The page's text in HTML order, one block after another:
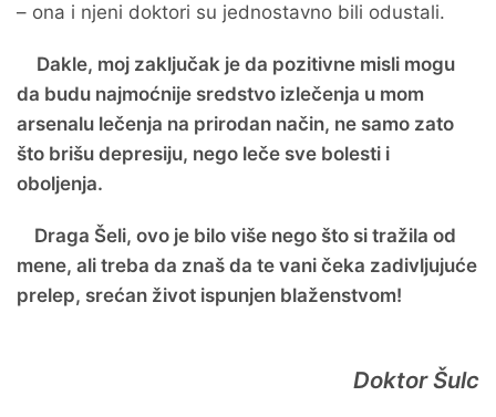
– ona i njeni doktori su jednostavno bili odustali.
Dakle, moj zaključak je da pozitivne misli mogu
da budu najmoćnije sredstvo izlečenja u mom
arsenalu lečenja na prirodan način, ne samo zato
što brišu depresiju, nego leče sve bolesti i
oboljenja.
Draga Šeli, ovo je bilo više nego što si tražila od
mene, ali treba da znaš da te vani čeka zadivljujuće
prelep, srećan život ispunjen blaženstvom!
Doktor Šulc